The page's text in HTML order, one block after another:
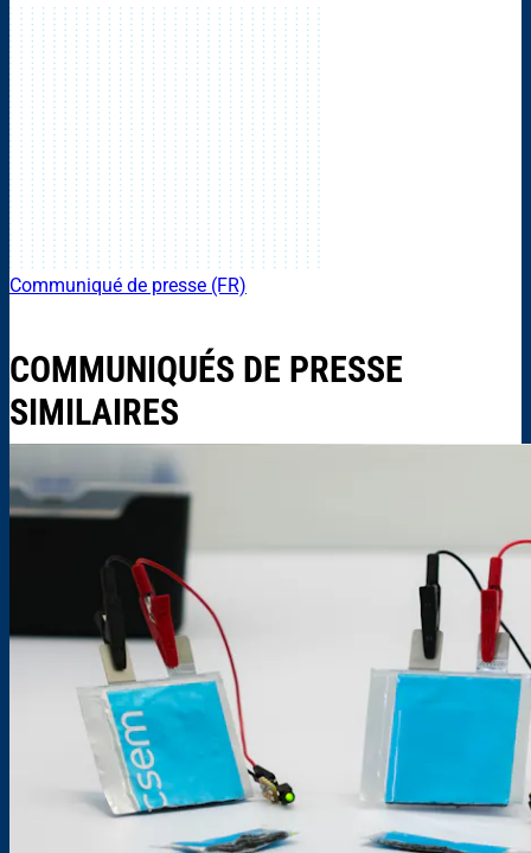
Communiqué de presse (FR)
COMMUNIQUÉS DE PRESSE
SIMILAIRES